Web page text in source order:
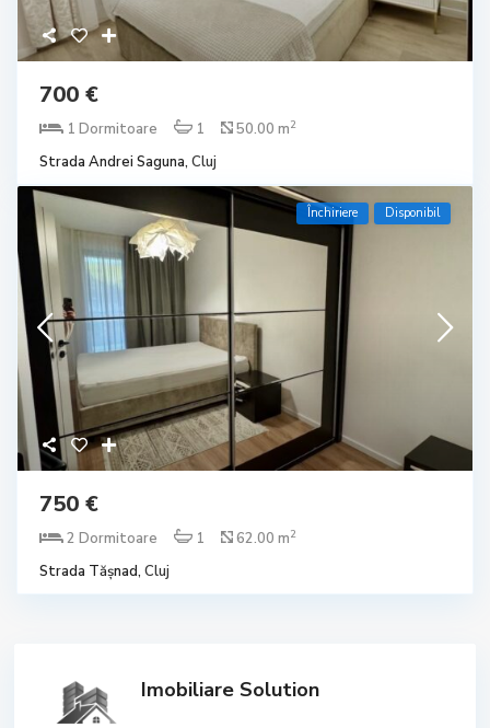
700 €
1 Dormitoare 1 50.00 m2
Strada Andrei Saguna, Cluj
Închiriere Disponibil
750 €
2 Dormitoare 1 62.00 m2
Strada Tășnad, Cluj
Imobiliare Solution